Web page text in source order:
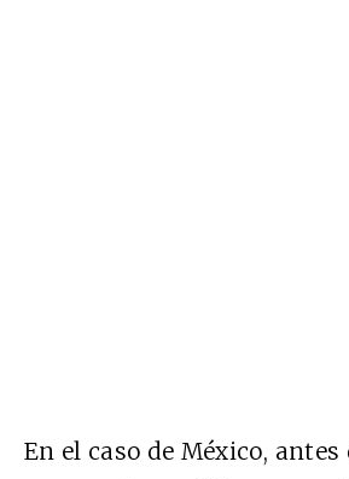
En el caso de México, antes